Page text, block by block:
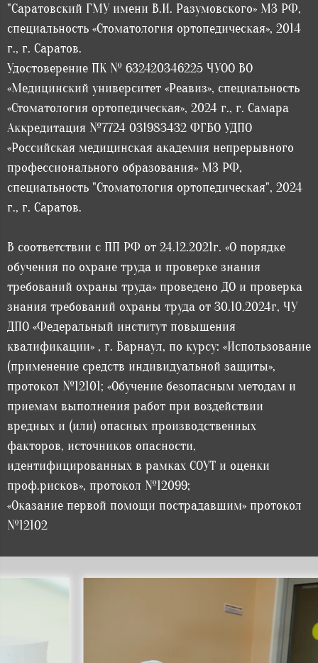
"Саратовский ГМУ имени В.И. Разумовского» МЗ РФ,
специальность «Стоматология ортопедическая», 2014
г., г. Саратов.
Удостоверение ПК № 632420346225 ЧУОО ВО
«Медицинский университет «Реавиз», специальность
«Стоматология ортопедическая», 2024 г., г. Самара
Аккредитация №7724 031983432 ФГБО УДПО
«Российская медицинская академия непрерывного
профессионального образования» МЗ РФ,
специальность "Стоматология ортопедическая", 2024
г., г. Саратов.
В соответствии с ПП РФ от 24.12.2021г. «О порядке
обучения по охране труда и проверке знания
требований охраны труда» проведено ДО и проверка
знания требований охраны труда от 30.10.2024г, ЧУ
ДПО «Федеральный институт повышения
квалификации» , г. Барнаул, по курсу: «Использование
(применение средств индивидуальной защиты»,
протокол №12101; «Обучение безопасным методам и
приемам выполнения работ при воздействии
вредных и (или) опасных производственных
факторов, источников опасности,
идентифицированных в рамках СОУТ и оценки
проф.рисков», протокол №12099;
«Оказание первой помощи пострадавшим» протокол
№12102